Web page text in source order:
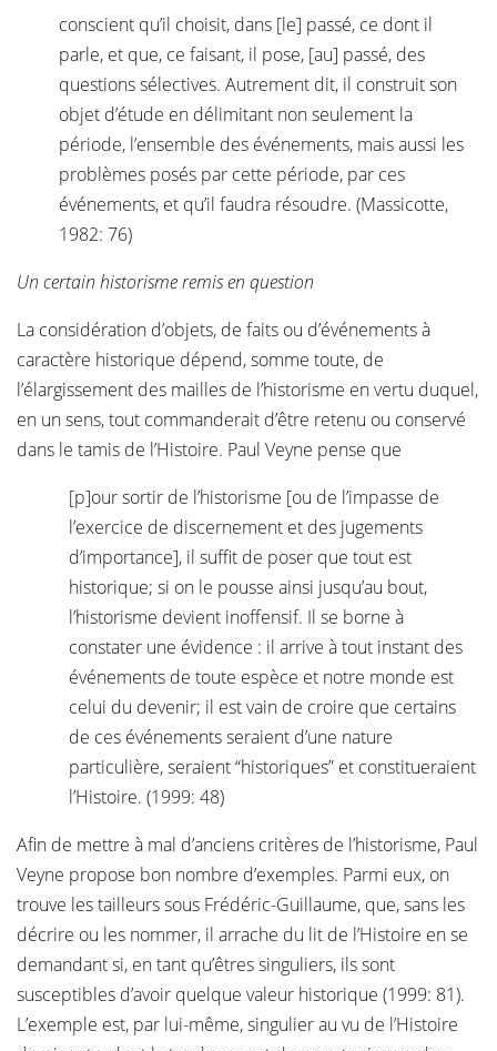
conscient qu’il choisit, dans [le] passé, ce dont il
parle, et que, ce faisant, il pose, [au] passé, des
questions sélectives. Autrement dit, il construit son
objet d’étude en délimitant non seulement la
période, l’ensemble des événements, mais aussi les
problèmes posés par cette période, par ces
événements, et qu’il faudra résoudre. (Massicotte,
1982: 76)
Un certain historisme remis en question
La considération d’objets, de faits ou d’événements à
caractère historique dépend, somme toute, de
l’élargissement des mailles de l’historisme en vertu duquel,
en un sens, tout commanderait d’être retenu ou conservé
dans le tamis de l’Histoire. Paul Veyne pense que
[p]our sortir de l’historisme [ou de l’impasse de
l’exercice de discernement et des jugements
d’importance], il suffit de poser que tout est
historique; si on le pousse ainsi jusqu’au bout,
l’historisme devient inoffensif. Il se borne à
constater une évidence : il arrive à tout instant des
événements de toute espèce et notre monde est
celui du devenir; il est vain de croire que certains
de ces événements seraient d’une nature
particulière, seraient “historiques” et constitueraient
l’Histoire. (1999: 48)
Afin de mettre à mal d’anciens critères de l’historisme, Paul
Veyne propose bon nombre d’exemples. Parmi eux, on
trouve les tailleurs sous Frédéric-Guillaume, que, sans les
décrire ou les nommer, il arrache du lit de l’Histoire en se
demandant si, en tant qu’êtres singuliers, ils sont
susceptibles d’avoir quelque valeur historique (1999: 81).
L’exemple est, par lui-même, singulier au vu de l’Histoire